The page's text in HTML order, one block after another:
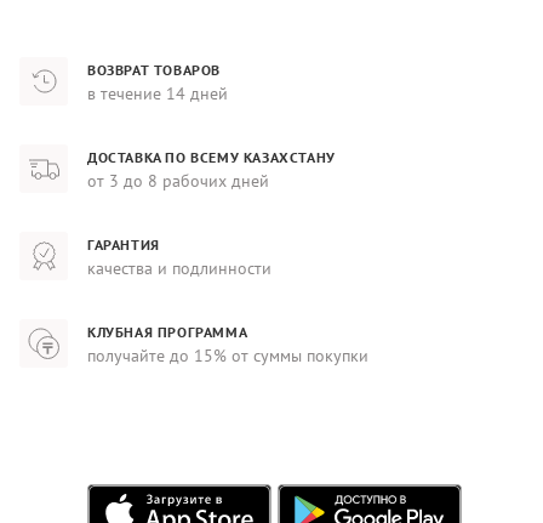
ВОЗВРАТ ТОВАРОВ
в течение 14 дней
ДОСТАВКА ПО ВСЕМУ КАЗАХСТАНУ
от 3 до 8 рабочих дней
ГАРАНТИЯ
качества и подлинности
КЛУБНАЯ ПРОГРАММА
получайте до 15% от суммы покупки